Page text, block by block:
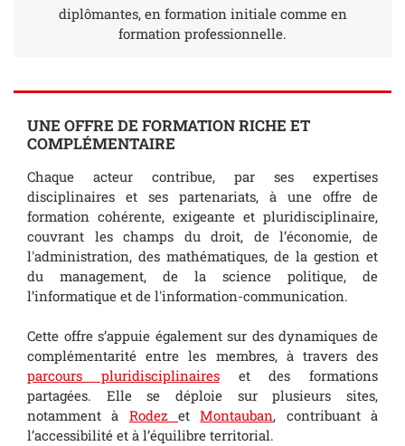
diplômantes, en formation initiale comme en
formation professionnelle.
UNE OFFRE DE FORMATION RICHE ET
COMPLÉMENTAIRE
Chaque acteur contribue, par ses expertises
disciplinaires et ses partenariats, à une offre de
formation cohérente, exigeante et pluridisciplinaire,
couvrant les champs du droit, de l’économie, de
l'administration, des mathématiques, de la gestion et
du management, de la science politique, de
l’informatique et de l'information-communication.
Cette offre s’appuie également sur des dynamiques de
complémentarité entre les membres, à travers des
parcours pluridisciplinaireset des formations
partagées. Elle se déploie sur plusieurs sites,
notamment à RodezetMontauban, contribuant à
l’accessibilité et à l’équilibre territorial.